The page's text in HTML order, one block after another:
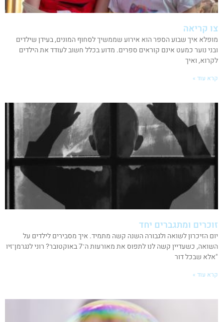
צו קריאה
מופלא איך שבוע הספר הוא אירוע שממשיך לסחוף המונים, בעידן שילדים
ובני נוער כמעט אינם קוראים ספרים. מדוע בכלל חשוב לעודד את הילדים
לקרוא, ואיך
קרא עוד »
זוכרים ומתגברים יחד
יום הזיכרון לשואה ולגבורה השנה קשה מתמיד. איך מסבירים לילדים על
השואה, כשעדיין קשה לנו לתפוס את מאורעות ה־7 באוקטובר? רוני לנגרמן־זיו
"אלא שבכל דור
קרא עוד »